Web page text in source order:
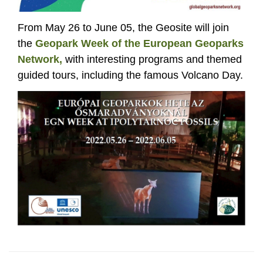
From May 26 to June 05, the Geosite will join
the Geopark Week of the European Geoparks
Network, with interesting programs and themed
guided tours, including the famous Volcano Day.